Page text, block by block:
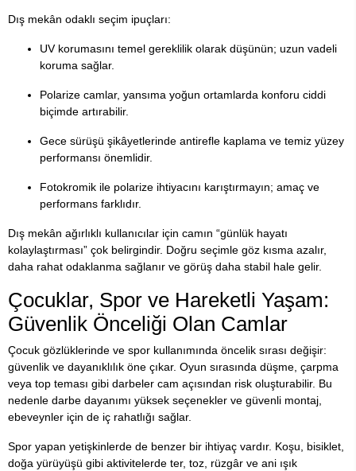
Dış mekân odaklı seçim ipuçları:
UV korumasını temel gereklilik olarak düşünün; uzun vadeli
koruma sağlar.
Polarize camlar, yansıma yoğun ortamlarda konforu ciddi
biçimde artırabilir.
Gece sürüşü şikâyetlerinde antirefle kaplama ve temiz yüzey
performansı önemlidir.
Fotokromik ile polarize ihtiyacını karıştırmayın; amaç ve
performans farklıdır.
Dış mekân ağırlıklı kullanıcılar için camın “günlük hayatı
kolaylaştırması” çok belirgindir. Doğru seçimle göz kısma azalır,
daha rahat odaklanma sağlanır ve görüş daha stabil hale gelir.
Çocuklar, Spor ve Hareketli Yaşam:
Güvenlik Önceliği Olan Camlar
Çocuk gözlüklerinde ve spor kullanımında öncelik sırası değişir:
güvenlik ve dayanıklılık öne çıkar. Oyun sırasında düşme, çarpma
veya top teması gibi darbeler cam açısından risk oluşturabilir. Bu
nedenle darbe dayanımı yüksek seçenekler ve güvenli montaj,
ebeveynler için de iç rahatlığı sağlar.
Spor yapan yetişkinlerde de benzer bir ihtiyaç vardır. Koşu, bisiklet,
doğa yürüyüşü gibi aktivitelerde ter, toz, rüzgâr ve ani ışık